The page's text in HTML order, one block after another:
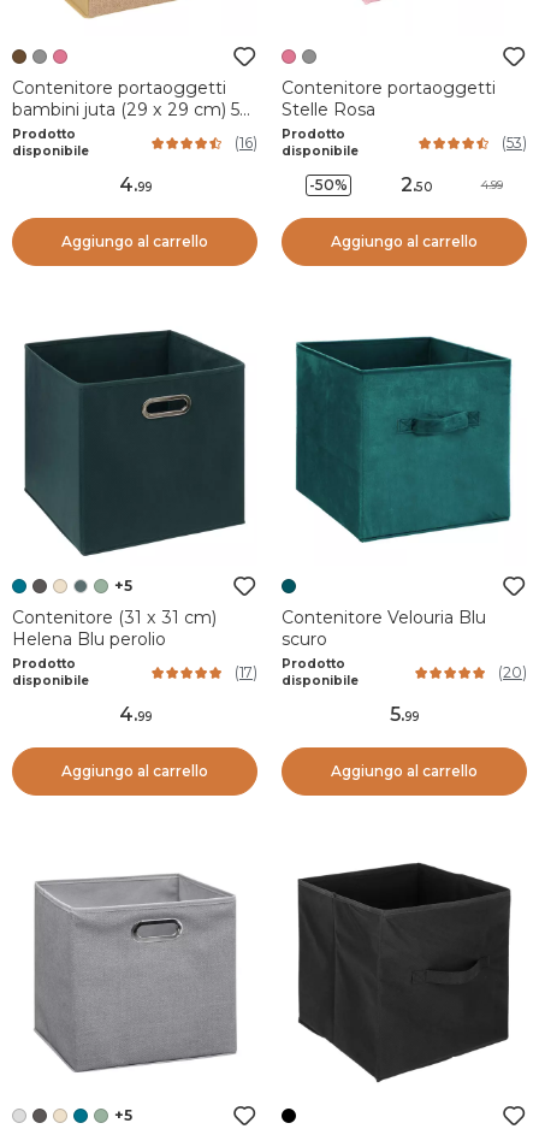
Contenitore portaoggetti
bambini juta (29 x 29 cm) 5
pon pon Marrone
Prodotto
disponibile
(16)
4.99
Aggiungo al carrello
Contenitore portaoggetti
Stelle Rosa
Prodotto
disponibile
(53)
-50% 2.50 4.99
Aggiungo al carrello
+5
Contenitore (31 x 31 cm)
Helena Blu perolio
Prodotto
disponibile
(17)
4.99
Aggiungo al carrello
Contenitore Velouria Blu
scuro
Prodotto
disponibile
(20)
5.99
Aggiungo al carrello
+5